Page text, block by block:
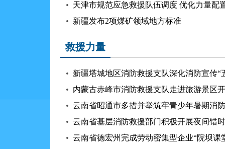
天津市规范应急救援队伍调度 优化力量配
新疆发布2项煤矿领域地方标准
救援力量
新疆塔城地区消防救援支队深化消防宣传“
内蒙古赤峰市消防救援支队走进旅游景区
云南省昭通市多措并举筑牢青少年暑期消
云南省基层消防救援部门积极开展夜间错
云南省德宏州完成劳动密集型企业“院坝课